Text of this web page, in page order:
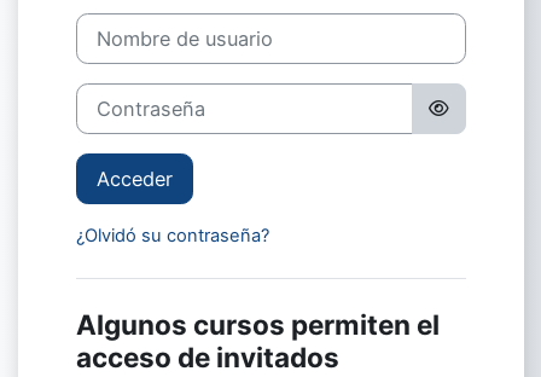
Nombre de usuario
Contraseña
Acceder
¿Olvidó su contraseña?
Algunos cursos permiten el
acceso de invitados